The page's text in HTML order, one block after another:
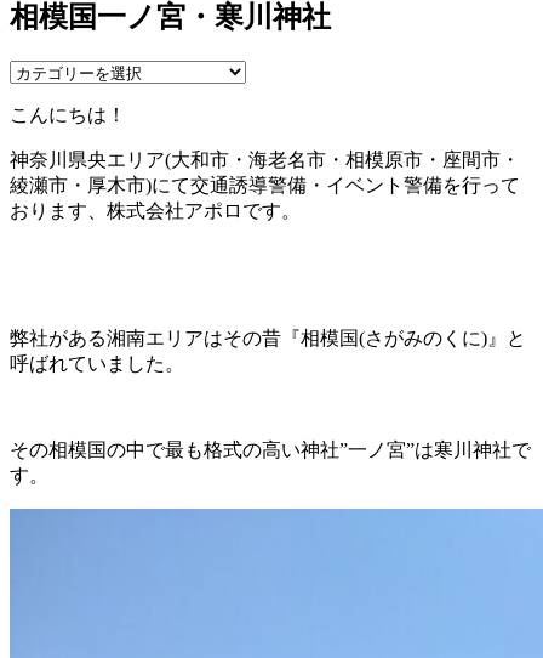
相模国一ノ宮・寒川神社
こんにちは！
神奈川県央エリア(大和市・海老名市・相模原市・座間市・
綾瀬市・厚木市)にて交通誘導警備・イベント警備を行って
おります、株式会社アポロです。
弊社がある湘南エリアはその昔『相模国(さがみのくに)』と
呼ばれていました。
その相模国の中で最も格式の高い神社”一ノ宮”は寒川神社で
す。